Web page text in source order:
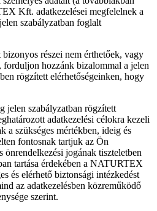
Kft. adatkezelései megfelelnek a
szabályzatban foglalt
részei nem érthetőek, vagy
forduljon hozzánk bizalommal a jelen
rögzített elérhetőségeinken, hogy
szabályzatban rögzített
adatkezelési célokra kezeli
a szükséges mértékben, ideig és
fontosnak tartjuk az Ön
önrendelkezési jogának tiszteletben
tartása érdekében a NATURTEX
és elérhető biztonsági intézkedést
az adatkezelésben közreműködő
szerint.